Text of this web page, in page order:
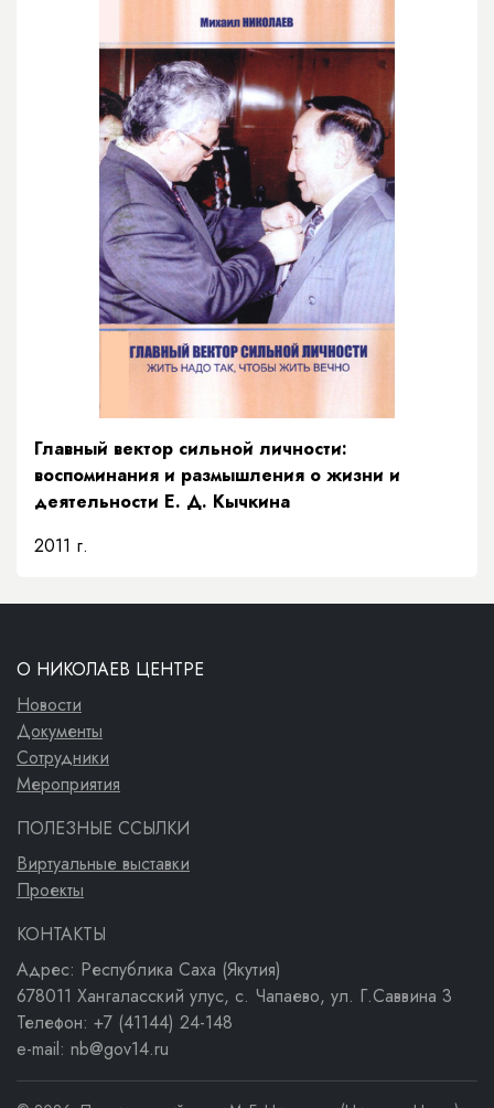
Главный вектор сильной личности:
воспоминания и размышления о жизни и
деятельности Е. Д. Кычкина
2011 г.
О НИКОЛАЕВ ЦЕНТРЕ
Новости
Документы
Сотрудники
Мероприятия
ПОЛЕЗНЫЕ ССЫЛКИ
Виртуальные выставки
Проекты
КОНТАКТЫ
Адрес: Республика Саха (Якутия)
678011 Хангаласский улус, с. Чапаево, ул. Г.Саввина 3
Телефон: +7 (41144) 24-148
e-mail: nb@gov14.ru